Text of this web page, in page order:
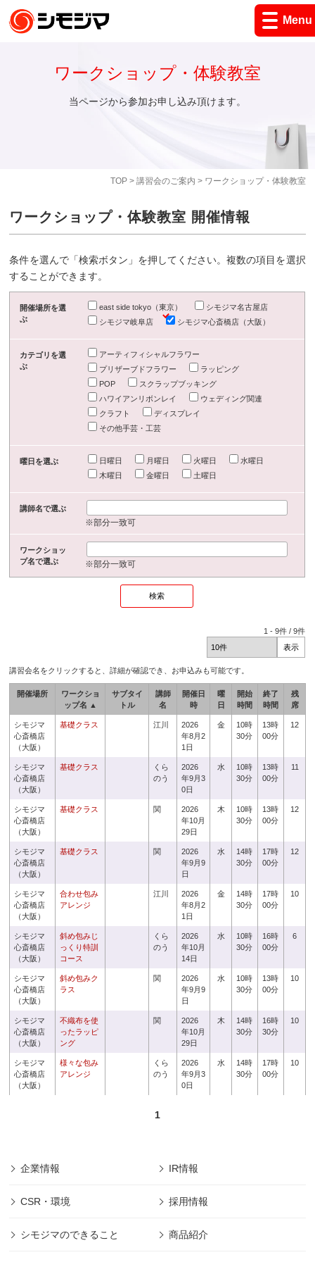
Menu
TOP> 講習会のご案内 > ワークショップ・体験教室
ワークショップ・体験教室
当ページから参加お申し込み頂けます。
ワークショップ・体験教室 開催情報
条件を選んで「検索ボタン」を押してください。複数の項目を選択
することができます。
開催場所を選
ぶ
east side tokyo（東京）
シモジマ名古屋店
シモジマ岐阜店
シモジマ心斎橋店（大阪）
カテゴリを選
ぶ
アーティフィシャルフラワー
プリザーブドフラワー
ラッピング
POP
スクラップブッキング
ハワイアンリボンレイ
ウェディング関連
クラフト
ディスプレイ
その他手芸・工芸
曜日を選ぶ 日曜日 月曜日 火曜日
水曜日
木曜日
金曜日 土曜日
講師名で選ぶ
※部分一致可
ワークショッ
プ名で選ぶ
※部分一致可
1 -9件 /9件
講習会名をクリックすると、詳細が確認でき、お申込みも可能です。
開催場所
ワークショ
ップ名 ▲
サブタイ
トル
講師
名
開催日
時
曜
日
開始
時間
終了
時間
残
席
シモジマ
心斎橋店
（大阪）
基礎クラス 江川
2026
年8月2
1日
金
10時
30分
13時
00分
12
シモジマ
心斎橋店
（大阪）
基礎クラス
くら
のう
2026
年9月3
0日
水
10時
30分
13時
00分
11
シモジマ
心斎橋店
（大阪）
基礎クラス 関
2026
年10月
29日
木
10時
30分
13時
00分
12
シモジマ
心斎橋店
（大阪）
基礎クラス 関
2026
年9月9
日
水
14時
30分
17時
00分
12
シモジマ
心斎橋店
（大阪）
合わせ包み
アレンジ
江川
2026
年8月2
1日
金
14時
30分
17時
00分
10
シモジマ
心斎橋店
（大阪）
斜め包みじ
っくり特訓
コース
くら
のう
2026
年10月
14日
水
10時
30分
16時
00分
6
シモジマ
心斎橋店
（大阪）
斜め包みク
ラス
関
2026
年9月9
日
水
10時
30分
13時
00分
10
シモジマ
心斎橋店
（大阪）
不織布を使
ったラッピ
ング
関
2026
年10月
29日
木
14時
30分
16時
30分
10
シモジマ
心斎橋店
（大阪）
様々な包み
アレンジ
くら
のう
2026
年9月3
0日
水
14時
30分
17時
00分
10
1
企業情報 IR情報
CSR・環境 採用情報
シモジマのできること 商品紹介